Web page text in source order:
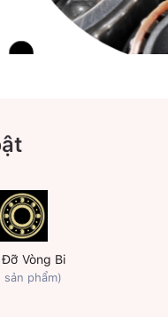
Đỡ Vòng Bi
sản phẩm)